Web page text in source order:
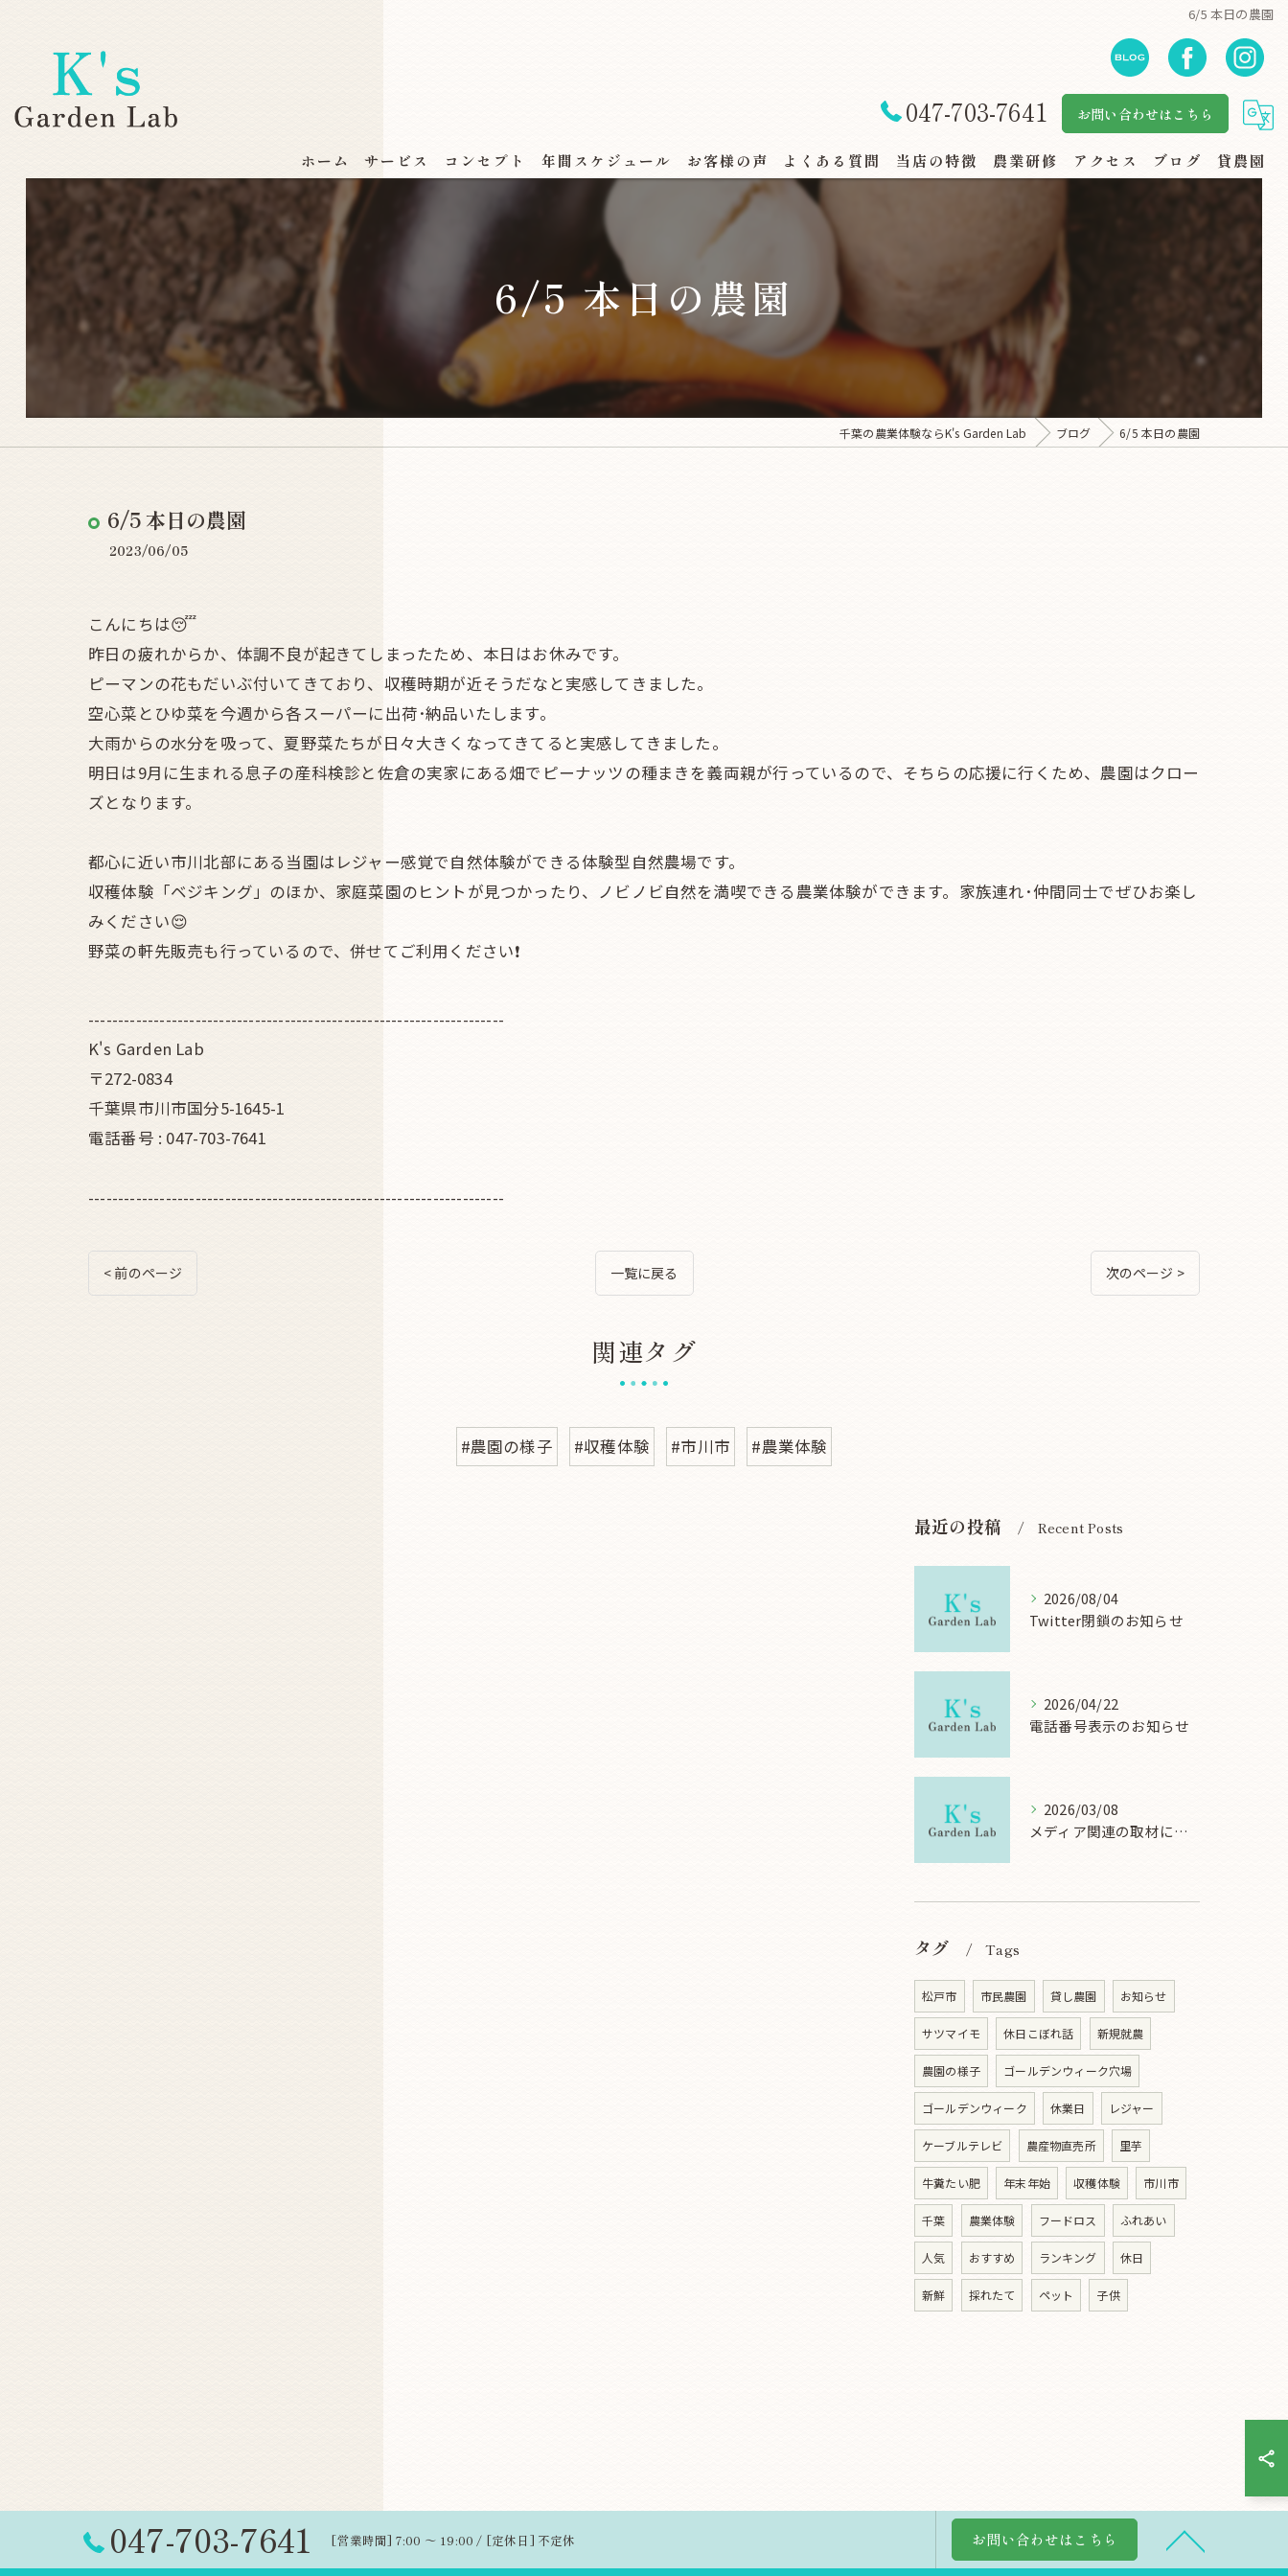
6/5 本日の農園
047-703-7641 お問い合わせはこちら
ホーム サービス コンセプト 年間スケジュール お客様の声 よくある質問 当店の特徴
スーパー・地場野菜コーナー
家族連れ
農業研修 アクセス ブログ 貸農園
6/5 本日の農園
千葉の農業体験ならK's Garden Lab ブログ 6/5 本日の農園
6/5 本日の農園
2023/06/05
こんにちは😴
昨日の疲れからか、体調不良が起きてしまったため、本日はお休みです。
ピーマンの花もだいぶ付いてきており、収穫時期が近そうだなと実感してきました。
空心菜とひゆ菜を今週から各スーパーに出荷･納品いたします。
大雨からの水分を吸って、夏野菜たちが日々大きくなってきてると実感してきました。
明日は9月に生まれる息子の産科検診と佐倉の実家にある畑でピーナッツの種まきを義両親が行っているので、そちらの応援に行くため、農園はクロー
ズとなります。
都心に近い市川北部にある当園はレジャー感覚で自然体験ができる体験型自然農場です。
収穫体験「ベジキング」のほか、家庭菜園のヒントが見つかったり、ノビノビ自然を満喫できる農業体験ができます。家族連れ･仲間同士でぜひお楽し
みください😌
野菜の軒先販売も行っているので、併せてご利用ください❗
----------------------------------------------------------------------
K's Garden Lab
〒272-0834
千葉県市川市国分5-1645-1
電話番号 : 047-703-7641
----------------------------------------------------------------------
< 前のページ 一覧に戻る 次のページ >
関連タグ
#農園の様子 #収穫体験 #市川市 #農業体験
最近の投稿 Recent Posts
2026/08/04
Twitter閉鎖のお知らせ
2026/04/22
電話番号表示のお知らせ
2026/03/08
メディア関連の取材について
タグ Tags
松戸市 市民農園 貸し農園 お知らせ
サツマイモ 休日こぼれ話 新規就農
農園の様子 ゴールデンウィーク穴場
ゴールデンウィーク 休業日 レジャー
ケーブルテレビ 農産物直売所 里芋
牛糞たい肥 年末年始 収穫体験 市川市
千葉 農業体験 フードロス ふれあい
人気 おすすめ ランキング 休日
新鮮 採れたて ペット 子供
047-703-7641 [営業時間] 7:00 ～ 19:00 / [定休日] 不定休 お問い合わせはこちら